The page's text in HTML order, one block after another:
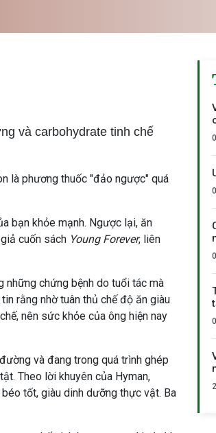
và carbohydrate tinh chế
là phương thuốc "đảo ngược" quá
bạn khỏe mạnh. Ngược lại, ăn
cuốn sách Young Forever, liên
chứng bệnh do tuổi tác mà
rằng nhờ tuân thủ chế độ ăn giàu
nên sức khỏe của ông hiện nay
và đang trong quá trình ghép
Theo lời khuyên của Hyman,
tốt, giàu dinh dưỡng thực vật. Ba